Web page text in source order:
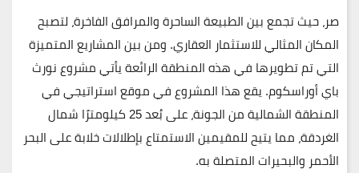
صر، حيث تجمع بين الطبيعة الساحرة والمرافق الفاخرة، لتصبح
المكان المثالي للاستثمار العقاري. ومن بين المشاريع المتميزة
التي تم تطويرها في هذه المنطقة الرائعة يأتي مشروع نورث
باي أوراسكوم. يقع هذا المشروع في موقع استراتيجي في
المنطقة الشمالية من الجونة، على بُعد
25 كيلومترًا شمال
الغردقة، مما يتيح للمقيمين الاستمتاع بإطلالات خلابة على البحر
الأحمر والبحيرات المتصلة به.